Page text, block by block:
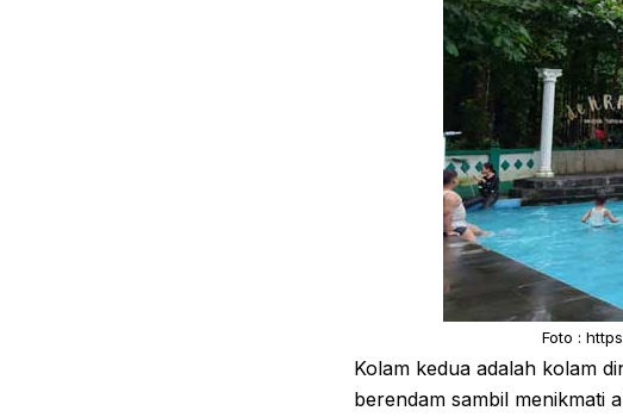
Foto :
Kolam kedua adalah kolam
berendam sambil menikmati